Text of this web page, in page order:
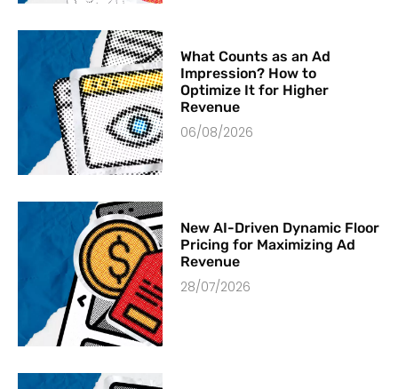
What Counts as an Ad
Impression? How to
Optimize It for Higher
Revenue
06/08/2026
New AI-Driven Dynamic Floor
Pricing for Maximizing Ad
Revenue
28/07/2026